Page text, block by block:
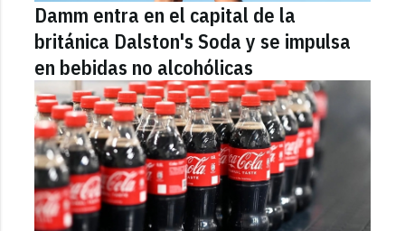
Damm entra en el capital de la
británica Dalston's Soda y se impulsa
en bebidas no alcohólicas